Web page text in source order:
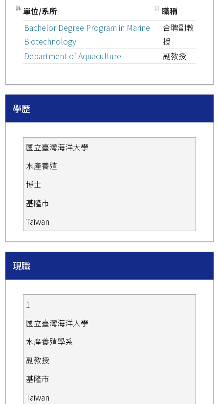
單位/系所
職稱
Bachelor Degree Program in Marine
Biotechnology
合聘副教
授
Department of Aquaculture
副教授
學歷
國立臺灣海洋大學
水產養殖
博士
基隆市
Taiwan
現職
1
國立臺灣海洋大學
水產養殖學系
副教授
基隆市
Taiwan